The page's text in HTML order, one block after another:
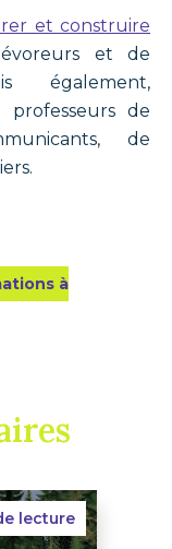
et construire
et de
également,
professeurs de
de
à
lecture